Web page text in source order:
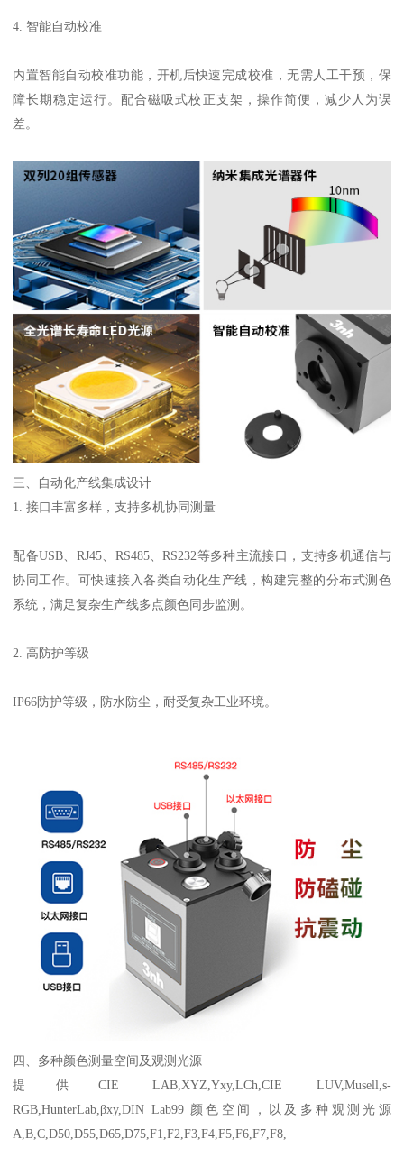
4. 智能自动校准
内置智能自动校准功能，开机后快速完成校准，无需人工干预，保
障长期稳定运行。配合磁吸式校正支架，操作简便，减少人为误
差。
三、自动化产线集成设计
1.接口丰富多样，支持多机协同测量
配备USB、 RJ45、 RS485、RS232等多种主流接口，支持多机通信与
协同工作。可快速接入各类自动化生产线，构建完整的分布式测色
系统，满足复杂生产线多点颜色同步监测。
2. 高防护等级
IP66防护等级，防水防尘，耐受复杂工业环境。
四、多种颜色测量空间及观测光源
提供 CIE LAB,XYZ,Yxy,LCh,CIE LUV,Musell,s-
RGB,HunterLab,βxy,DIN Lab99 颜色空间，以及多种观测光源
A,B,C,D50,D55,D65,D75,F1,F2,F3,F4,F5,F6,F7,F8,